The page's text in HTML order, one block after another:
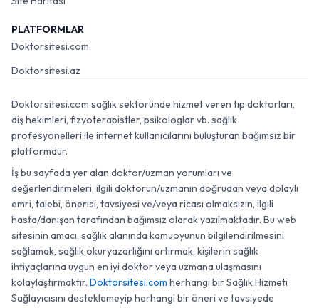
PLATFORMLAR
Doktorsitesi.com
Doktorsitesi.az
Doktorsitesi.com sağlık sektöründe hizmet veren tıp doktorları,
diş hekimleri, fizyoterapistler, psikologlar vb. sağlık
profesyonelleri ile internet kullanıcılarını buluşturan bağımsız bir
platformdur.
İş bu sayfada yer alan doktor/uzman yorumları ve
değerlendirmeleri, ilgili doktorun/uzmanın doğrudan veya dolaylı
emri, talebi, önerisi, tavsiyesi ve/veya ricası olmaksızın, ilgili
hasta/danışan tarafından bağımsız olarak yazılmaktadır. Bu web
sitesinin amacı, sağlık alanında kamuoyunun bilgilendirilmesini
sağlamak, sağlık okuryazarlığını artırmak, kişilerin sağlık
ihtiyaçlarına uygun en iyi doktor veya uzmana ulaşmasını
kolaylaştırmaktır. Doktorsitesi.com herhangi bir Sağlık Hizmeti
Sağlayıcısını desteklemeyip herhangi bir öneri ve tavsiyede